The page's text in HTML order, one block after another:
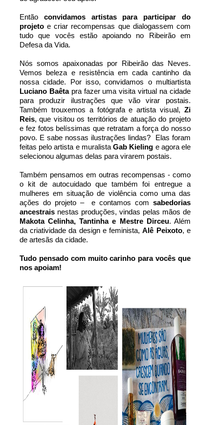
Então convidamos artistas para participar do
projeto e criar recompensas que dialogassem com
tudo que vocês estão apoiando no Ribeirão em
Defesa da Vida.
Nós somos apaixonadas por Ribeirão das Neves.
Vemos beleza e resistência em cada cantinho da
nossa cidade. Por isso, convidamos o multiartista
Luciano Baêta pra fazer uma visita virtual na cidade
para produzir ilustrações que vão virar postais.
Também trouxemos a fotógrafa e artista visual, Zi
Reis, que visitou os territórios de atuação do projeto
e fez fotos belíssimas que retratam a força do nosso
povo. E sabe nossas ilustrações lindas?  Elas foram
feitas pelo artista e muralista Gab Kieling e agora ele
selecionou algumas delas para virarem postais.
Também pensamos em outras recompensas - como
o kit de autocuidado que também foi entregue a
mulheres em situação de violência como uma das
ações do projeto –  e contamos com sabedorias
ancestrais
nestas produções, vindas pelas mãos de
Makota Celinha, Tantinha e Mestre Dirceu. Além
da criatividade da design e feminista, Alê Peixoto, e
de artesãs da cidade.
Tudo pensado com muito carinho para vocês que
nos apoiam!